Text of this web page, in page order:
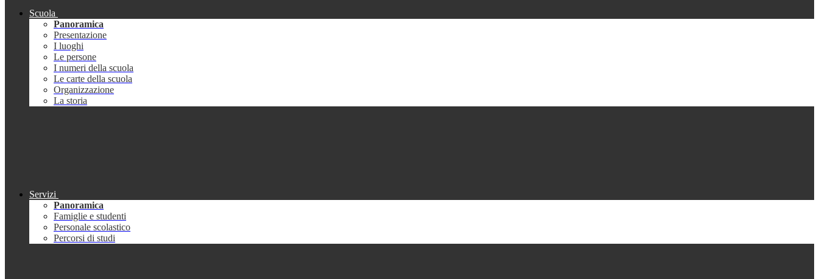
Scuola
Panoramica
Presentazione
I luoghi
Le persone
I numeri della scuola
Le carte della scuola
Organizzazione
La storia
Servizi
Panoramica
Famiglie e studenti
Personale scolastico
Percorsi di studi